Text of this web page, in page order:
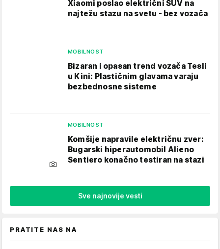
Xiaomi poslao električni SUV na
najtežu stazu na svetu - bez vozača
MOBILNOST
Bizaran i opasan trend vozača Tesli
u Kini: Plastičnim glavama varaju
bezbednosne sisteme
MOBILNOST
Komšije napravile električnu zver:
Bugarski hiperautomobil Alieno
Sentiero konačno testiran na stazi
Sve najnovije vesti
PRATITE NAS NA